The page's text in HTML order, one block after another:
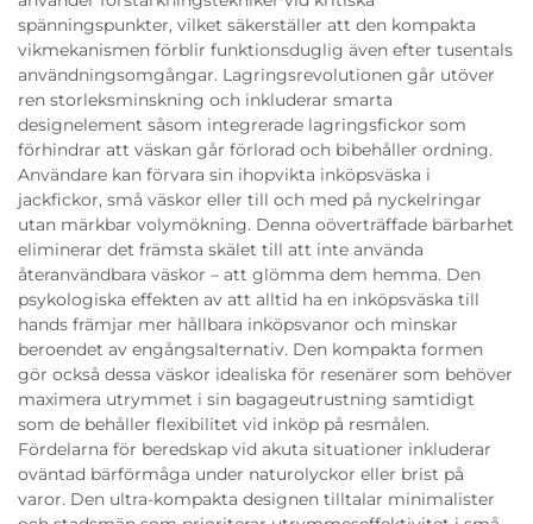
spänningspunkter, vilket säkerställer att den kompakta
vikmekanismen förblir funktionsduglig även efter tusentals
användningsomgångar. Lagringsrevolutionen går utöver
ren storleksminskning och inkluderar smarta
designelement såsom integrerade lagringsfickor som
förhindrar att väskan går förlorad och bibehåller ordning.
Användare kan förvara sin ihopvikta inköpsväska i
jackfickor, små väskor eller till och med på nyckelringar
utan märkbar volymökning. Denna oöverträffade bärbarhet
eliminerar det främsta skälet till att inte använda
återanvändbara väskor – att glömma dem hemma. Den
psykologiska effekten av att alltid ha en inköpsväska till
hands främjar mer hållbara inköpsvanor och minskar
beroendet av engångsalternativ. Den kompakta formen
gör också dessa väskor idealiska för resenärer som behöver
maximera utrymmet i sin bagageutrustning samtidigt
som de behåller flexibilitet vid inköp på resmålen.
Fördelarna för beredskap vid akuta situationer inkluderar
oväntad bärförmåga under naturolyckor eller brist på
varor. Den ultra-kompakta designen tilltalar minimalister